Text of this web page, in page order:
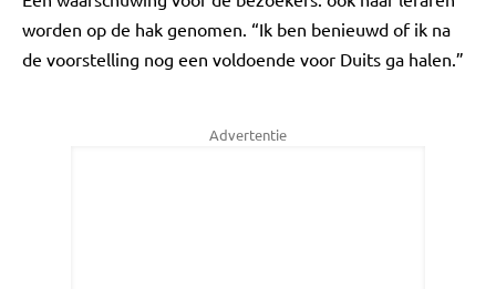
worden op de hak genomen. “Ik ben benieuwd of ik na
de voorstelling nog een voldoende voor Duits ga halen.”
Advertentie